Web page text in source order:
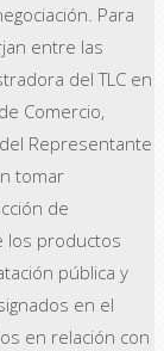
Para
entre las
del TLC en
Comercio,
Representante
tomar
de
los productos
pública y
en el
en relación con